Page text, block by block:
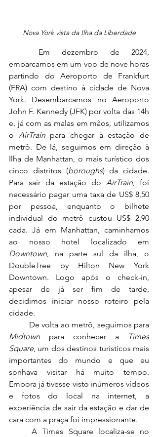
Nova York vista da Ilha da Liberdade
embarcamos em um voo de nove horas
partindo do Aeroporto de Frankfurt
(FRA) com destino à cidade de Nova
York. Desembarcamos no Aeroporto
John F. Kennedy (JFK) por volta das 14h
e, já com as malas em mãos, utilizamos
o AirTrain para chegar à estação de
metrô. De lá, seguimos em direção à
Ilha de Manhattan, o mais turístico dos
cinco distritos (boroughs) da cidade.
Para sair da estação do AirTrain, foi
necessário pagar uma taxa de US$ 8,50
por pessoa, enquanto o bilhete
individual do metrô custou US$ 2,90
cada. Já em Manhattan, caminhamos
Downtown
DoubleTree by Hilton New York
Downtown. Logo após o check-in,
apesar de já ser fim de tarde,
decidimos iniciar nosso roteiro pela
cidade.
Midtown para conhecer a
Times
Square, um dos destinos turísticos mais
importantes do mundo e que eu
sonhava visitar há muito tempo.
Embora já tivesse visto inúmeros vídeos
e fotos do local na internet, a
experiência de sair da estação e dar de
cara com a praça foi impressionante.
	A Times Square localiza-se no